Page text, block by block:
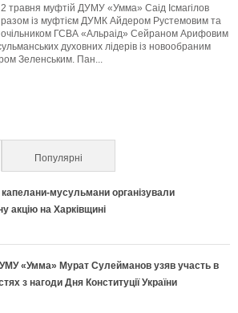
2 травня муфтій ДУМУ «Умма» Саід Ісмагілов
разом із муфтієм ДУМК Айдером Рустемовим та
очільником ГСВА «Альраід» Сейраном Арифовим
духовних лідерів із новообраним
Зеленським. Пан...
вкладка)Популярні
капелани-мусульмани організували
акцію на Харківщині
«Умма» Мурат Сулейманов узяв участь в
з нагоди Дня Конституції України